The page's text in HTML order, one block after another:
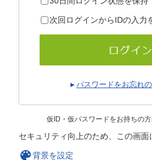
次回ログインからIDの入力
パスワードをお忘れ
仮ID・仮パスワードをお持ちの
セキュリティ向上のため、この画面
背景を設定